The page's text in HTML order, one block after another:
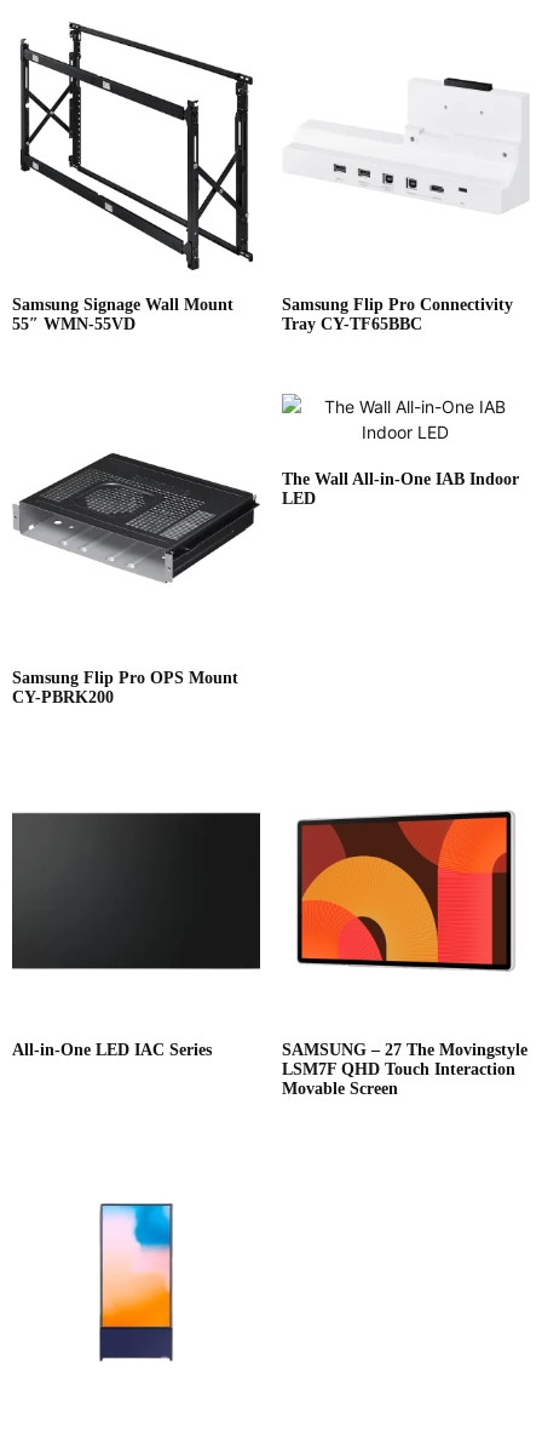
Samsung Signage Wall Mount
55″ WMN-55VD
Samsung Flip Pro Connectivity
Tray CY-TF65BBC
Samsung Flip Pro OPS Mount
CY-PBRK200
The Wall All-in-One IAB Indoor
LED
All-in-One LED IAC Series
SAMSUNG – 27 The Movingstyle
LSM7F QHD Touch Interaction
Movable Screen